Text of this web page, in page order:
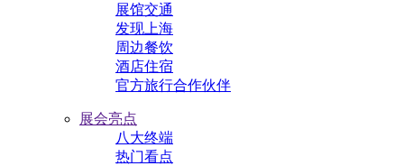
展馆交通
发现上海
周边餐饮
酒店住宿
官方旅行合作伙伴
展会亮点
八大终端
热门看点